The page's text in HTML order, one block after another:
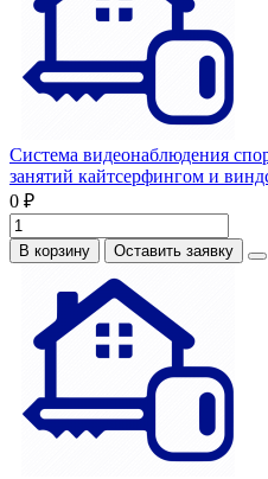
Система видеонаблюдения
занятий кайтсерфингом и
0 ₽
В корзину Оставить заявку